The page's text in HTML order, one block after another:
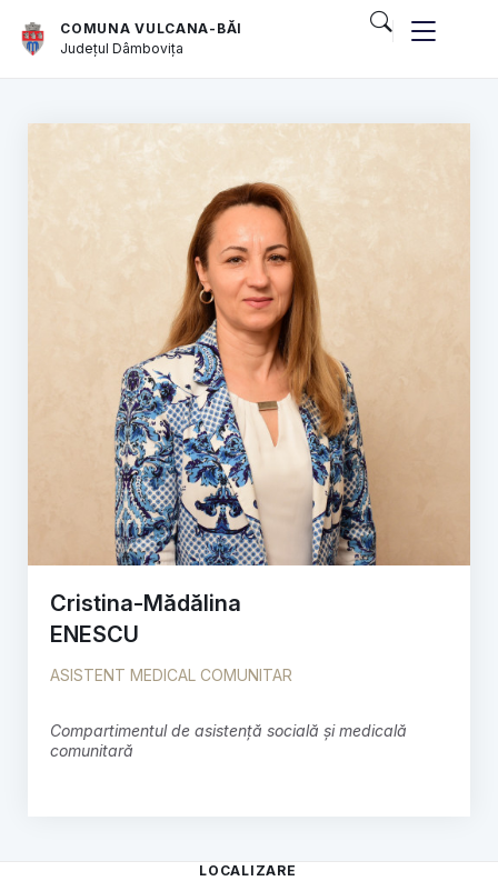
COMUNA VULCANA-BĂI
JudețulDâmbovița
Cristina-Mădălina
ENESCU
ASISTENT MEDICAL COMUNITAR
Compartimentul de asistență socială și medicală
comunitară
LOCALIZARE